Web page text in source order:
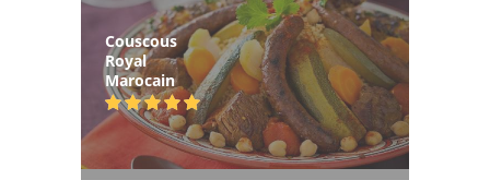
Couscous
Royal
Marocain